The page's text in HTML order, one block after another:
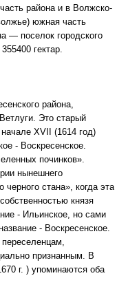
района и в Волжско-
южная часть
— поселок городского
гектар.
района,
Это старый
XVII (1614 год)
- Воскресенское.
починков».
нынешнего
черного стана», когда эта
князя
- Ильинское, но сами
- Воскресенское.
признанным. В
г. ) упоминаются оба